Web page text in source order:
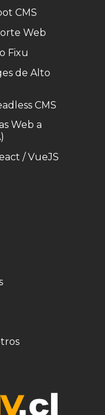
CMS
Web
Fixu
de Alto
CMS
Web a
/ VueJS